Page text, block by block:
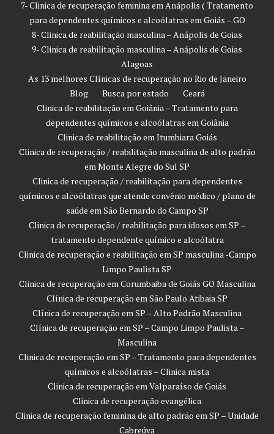
7- Clinica de recuperação feminina em Anápolis ( Tratamento
para dependentes químicos e alcoólatras em Goiás – GO
8- Clinica de reabilitação masculina – Anápolis de Goias
9- Clinica de reabilitação masculina – Anápolis de Goias
Alagoas
As 13 melhores Clínicas de recuperação no Rio de Janeiro
Blog
Busca por estado
Ceará
Clinica de reabilitação em Goiânia – Tratamento para
dependentes químicos e alcoólatras em Goiânia
Clinica de reabilitação em Itumbiara Goiás
Clinica de recuperação / reabilitação masculina de alto padrão
em Monte Alegre do Sul SP
Clinica de recuperação / reabilitação para dependentes
químicos e alcoólatras que atende convênio médico / plano de
saúde em São Bernardo do Campo SP
Clinica de recuperação / reabilitação para idosos em SP –
tratamento dependente químico e alcoólatra
Clinica de recuperação e reabilitação em SP masculina -Campo
Limpo Paulista SP
Clinica de recuperação em Corumbaiba de Goiás GO Masculina
Clínica de recuperação em São Paulo Atibaia SP
Clínica de recuperação em SP – Alto Padrão Masculina
Clínica de recuperação em SP – Campo Limpo Paulista –
Masculina
Clinica de recuperação em SP – Tratamento para dependentes
químicos e alcoólatras – Clinica mista
Clinica de recuperação em Valparaíso de Goiás
Clinica de recuperação evangélica
Clinica de recuperação feminina de alto padrão em SP – Unidade
Cabreúva